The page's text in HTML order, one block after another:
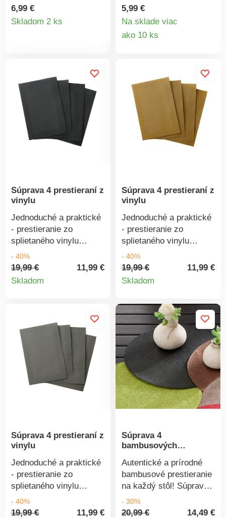
vyzerať váš slávnostný
stôl dokonale. Zdobí ho
podklade. Možno prať v
práčke na 30 °C.
Materiál: 100%
polyester. Rozmery: 49
x 33 cm.
6,99 €
Skladom 2 ks
teplé farby jesene do
vášho interiéru, ako by
lístie na váš stôl.
a výšivka z lesklej
priadze. Možno prať pri
30 °C. Materiál: 100%
polyester. Rozmery: 49
x 33 cm.
5,99 €
Na sklade viac
ako 10 ks
Súprava 4 prestieraní z
vinylu
Jednoduché a praktické
- prestieranie zo
splietaného vinylu
spoľahlivo ochráni stôl a
zároveň sa postará o
dekoratívny vzhľad.
na ochranu stola.
Originálne. Jednoduchá
údržba. Veľké rozmery.
Súprava 4 ks rovnakej
farby. Široká ponuka
farieb. Stačí zotrieť
- 40%
19,99 €
11,99 €
Skladom
Detail
Súprava 4 prestieraní z
vinylu
Jednoduché a praktické
- prestieranie zo
splietaného vinylu
spoľahlivo ochráni stôl a
zároveň sa postará o
dekoratívny vzhľad.
ako podložku pod vázu
na ochranu stola.
Originálne. Jednoduchá
údržba. Veľké rozmery.
Súprava 4 ks rovnakej
farby. Široká ponuka
farieb. Stačí zotrieť
hubkou.
- 40%
19,99 €
11,99 €
Skladom
Detail
Súprava 4 prestieraní z
vinylu
Jednoduché a praktické
- prestieranie zo
splietaného vinylu
spoľahlivo ochráni stôl a
zároveň sa postará o
- 40%
19,99 € 11,99 €
Súprava 4
bambusových
Autentické a prírodné
bambusové prestieranie
na každý stôl! Súprava
4 kusov. Na výber 5
farieb. Možno prať
- 30%
20,99 € 14,49 €